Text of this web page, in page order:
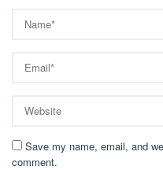
Save my name, email, and
comment.